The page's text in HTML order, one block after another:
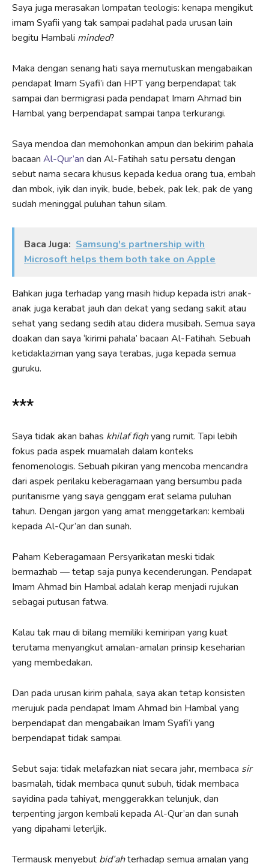
Saya juga merasakan lompatan teologis: kenapa mengikut
imam Syafii yang tak sampai padahal pada urusan lain
begitu Hambali minded?
Maka dengan senang hati saya memutuskan mengabaikan
pendapat Imam Syafi’i dan HPT yang berpendapat tak
sampai dan bermigrasi pada pendapat Imam Ahmad bin
Hambal yang berpendapat sampai tanpa terkurangi.
Saya mendoa dan memohonkan ampun dan bekirim pahala
bacaan Al-Qur’an dan Al-Fatihah satu persatu dengan
sebut nama secara khusus kepada kedua orang tua, embah
dan mbok, iyik dan inyik, bude, bebek, pak lek, pak de yang
sudah meninggal puluhan tahun silam.
Baca Juga: Samsung's partnership with
Microsoft helps them both take on Apple
Bahkan juga terhadap yang masih hidup kepada istri anak-
anak juga kerabat jauh dan dekat yang sedang sakit atau
sehat yang sedang sedih atau didera musibah. Semua saya
doakan dan saya ‘kirimi pahala’ bacaan Al-Fatihah. Sebuah
ketidaklaziman yang saya terabas, juga kepada semua
guruku.
***
Saya tidak akan bahas khilaf fiqhyang rumit. Tapi lebih
fokus pada aspek muamalah dalam konteks
fenomenologis. Sebuah pikiran yang mencoba mencandra
dari aspek perilaku keberagamaan yang bersumbu pada
puritanisme yang saya genggam erat selama puluhan
tahun. Dengan jargon yang amat menggetarkan: kembali
kepada Al-Qur’an dan sunah.
Paham Keberagamaan Persyarikatan meski tidak
bermazhab — tetap saja punya kecenderungan. Pendapat
Imam Ahmad bin Hambal adalah kerap menjadi rujukan
sebagai putusan fatwa.
Kalau tak mau di bilang memiliki kemiripan yang kuat
terutama menyangkut amalan-amalan prinsip keseharian
yang membedakan.
Dan pada urusan kirim pahala, saya akan tetap konsisten
merujuk pada pendapat Imam Ahmad bin Hambal yang
berpendapat dan mengabaikan Imam Syafi’i yang
berpendapat tidak sampai.
Sebut saja: tidak melafazkan niat secara jahr, membaca sir
basmalah, tidak membaca qunut subuh, tidak membaca
sayidina pada tahiyat, menggerakkan telunjuk, dan
terpenting jargon kembali kepada Al-Qur’an dan sunah
yang dipahami leterljik.
Termausk menyebut bid’ahterhadap semua amalan yang